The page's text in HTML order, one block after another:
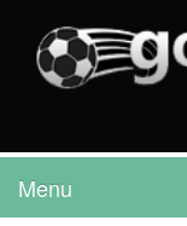
Menu